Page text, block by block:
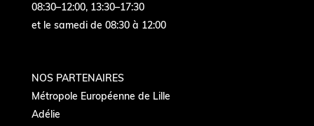
08:30–12:00, 13:30–17:30
et le samedi de 08:30 à 12:00
NOS PARTENAIRES
Métropole Européenne de Lille
Adélie